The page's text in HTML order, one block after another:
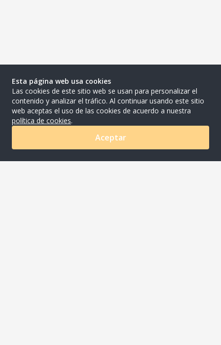
Esta página web usa cookies
Las cookies de este sitio web se usan para personalizar el
contenido y analizar el tráfico. Al continuar usando este sitio
web aceptas el uso de las cookies de acuerdo a nuestra
política de cookies.
Aceptar